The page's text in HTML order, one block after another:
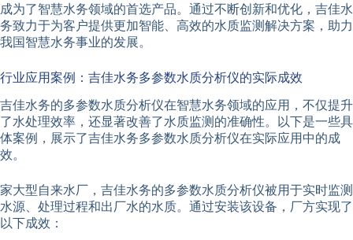
成为了智慧水务领域的首选产品。通过不断创新和优化，吉佳水
务致力于为客户提供更加智能、高效的水质监测解决方案，助力
我国智慧水务事业的发展。
行业应用案例：吉佳水务多参数水质分析仪的实际成效
吉佳水务的多参数水质分析仪在智慧水务领域的应用，不仅提升
了水处理效率，还显著改善了水质监测的准确性。以下是一些具
体案例，展示了吉佳水务多参数水质分析仪在实际应用中的成
效。
家大型自来水厂，吉佳水务的多参数水质分析仪被用于实时监测
水源、处理过程和出厂水的水质。通过安装该设备，厂方实现了
以下成效：